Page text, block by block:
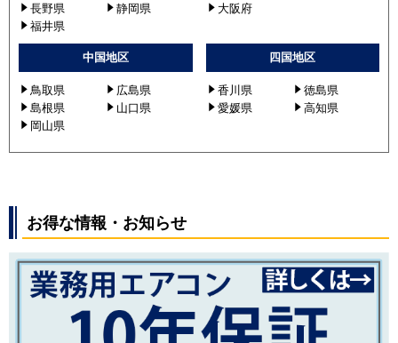
長野県
静岡県
福井県
大阪府
中国地区
鳥取県
広島県
島根県
山口県
岡山県
四国地区
香川県
徳島県
愛媛県
高知県
お得な情報・お知らせ